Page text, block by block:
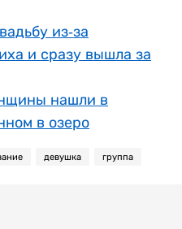
из-за
и сразу вышла за
нашли в
в озеро
девушка группа